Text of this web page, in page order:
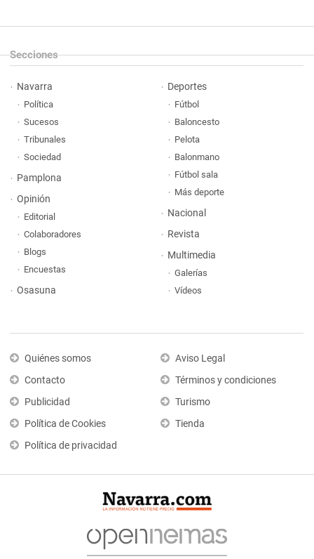
Secciones
Navarra
Política
Sucesos
Tribunales
Sociedad
Pamplona
Opinión
Editorial
Colaboradores
Blogs
Encuestas
Osasuna
Deportes
Fútbol
Baloncesto
Pelota
Balonmano
Fútbol sala
Más deporte
Nacional
Revista
Multimedia
Galerías
Vídeos
Quiénes somos
Contacto
Publicidad
Política de Cookies
Política de privacidad
Aviso Legal
Términos y condiciones
Turismo
Tienda